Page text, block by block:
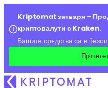
Kriptomat затваря –
криптовалути с Kraken.
Вашите средства са в